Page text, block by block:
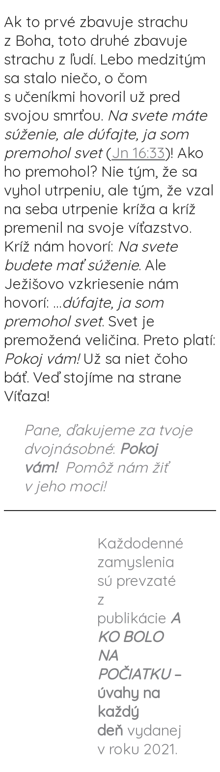
Ak to prvé zbavuje strachu
z Boha, toto druhé zbavuje
strachu z ľudí. Lebo medzitým
sa stalo niečo, o čom
s učeníkmi hovoril už pred
svojou smrťou. Na svete máte
súženie, ale dúfajte, ja som
premohol svet(Jn 16:33)! Ako
ho premohol? Nie tým, že sa
vyhol utrpeniu, ale tým, že vzal
na seba utrpenie kríža a kríž
premenil na svoje víťazstvo.
Kríž nám hovorí: Na svete
budete mať súženie. Ale
Ježišovo vzkriesenie nám
hovorí: …dúfajte, ja som
premohol svet. Svet je
premožená veličina. Preto platí:
Pokoj vám! Už sa niet čoho
báť. Veď stojíme na strane
Víťaza!
Pane, ďakujeme za tvoje
dvojnásobné: Pokoj
vám! Pomôž nám žiť
v jeho moci!
Každodenné
zamyslenia
sú prevzaté
z
publikácie A
KO BOLO
NA
POČIATKU –
úvahy na
každý
deň vydanej
v roku 2021.